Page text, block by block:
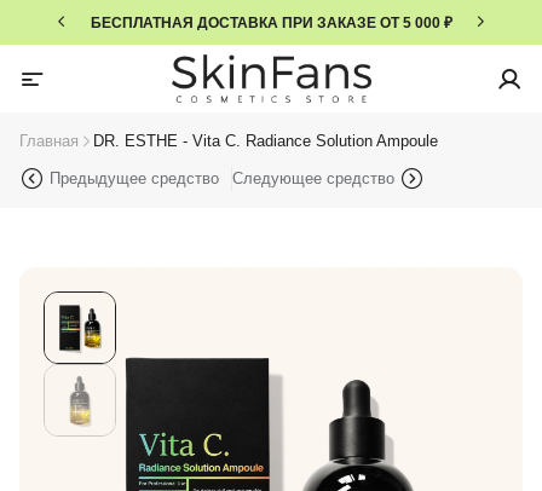
БЕСПЛАТНАЯ ДОСТАВКА ПРИ ЗАКАЗЕ ОТ 5 000 ₽
Главная DR. ESTHE - Vita C. Radiance Solution Ampoule
Предыдущее средство Следующее средство